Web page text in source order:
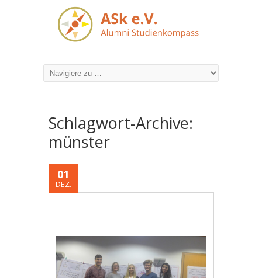
Schlagwort-Archive:
münster
01
DEZ.